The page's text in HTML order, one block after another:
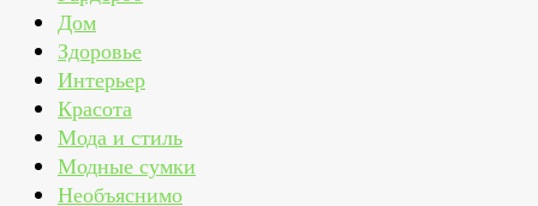
Дом
Здоровье
Интерьер
Красота
Мода и стиль
Модные сумки
Необъяснимо